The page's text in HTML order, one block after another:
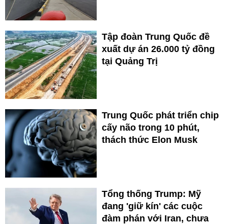
Tập đoàn Trung Quốc đề
xuất dự án 26.000 tỷ đồng
tại Quảng Trị
Trung Quốc phát triển chip
cấy não trong 10 phút,
thách thức Elon Musk
Tổng thống Trump: Mỹ
đang 'giữ kín' các cuộc
đàm phán với Iran, chưa